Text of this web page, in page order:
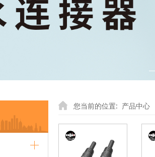
您当前的位置: 产品中心